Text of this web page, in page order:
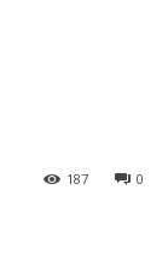
0
187